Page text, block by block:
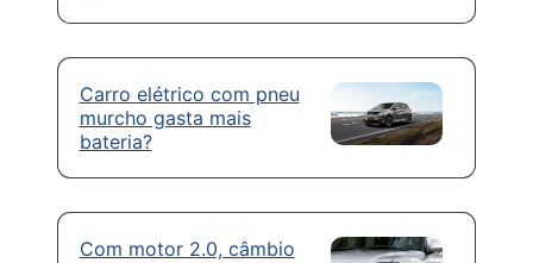
Carro elétrico com pneu
murcho gasta mais
bateria?
Com motor 2.0, câmbio